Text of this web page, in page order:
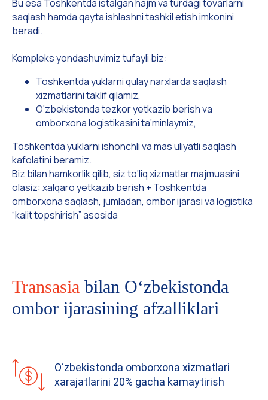
Bu esa Toshkentda istalgan hajm va turdagi tovarlarni
saqlash hamda qayta ishlashni tashkil etish imkonini
beradi.
Kompleks yondashuvimiz tufayli biz:
Toshkentda yuklarni qulay narxlarda saqlash
xizmatlarini taklif qilamiz,
O‘zbekistonda tezkor yetkazib berish va
omborxona logistikasini ta’minlaymiz,
Toshkentda yuklarni ishonchli va mas’uliyatli saqlash
kafolatini beramiz.
Biz bilan hamkorlik qilib, siz to‘liq xizmatlar majmuasini
olasiz: xalqaro yetkazib berish + Toshkentda
omborxona saqlash, jumladan, ombor ijarasi va logistika
“kalit topshirish” asosida
Transasia bilan O‘zbekistonda
ombor ijarasining afzalliklari
O‘zbekistonda omborxona xizmatlari
xarajatlarini 20% gacha kamaytirish